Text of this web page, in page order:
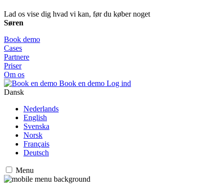
Lad os vise dig hvad vi kan, før du køber noget
Søren
Book demo
Cases
Partnere
Priser
Om os
Book en demo Log ind
Dansk
Nederlands
English
Svenska
Norsk
Français
Deutsch
Menu